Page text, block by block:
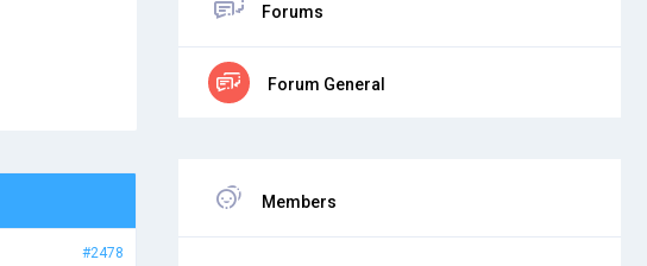
#2478
Forums
Forum General
Members